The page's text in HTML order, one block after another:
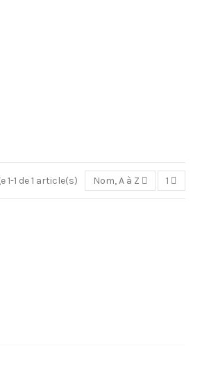
1-1 de 1 article(s) Nom, A à Z 1